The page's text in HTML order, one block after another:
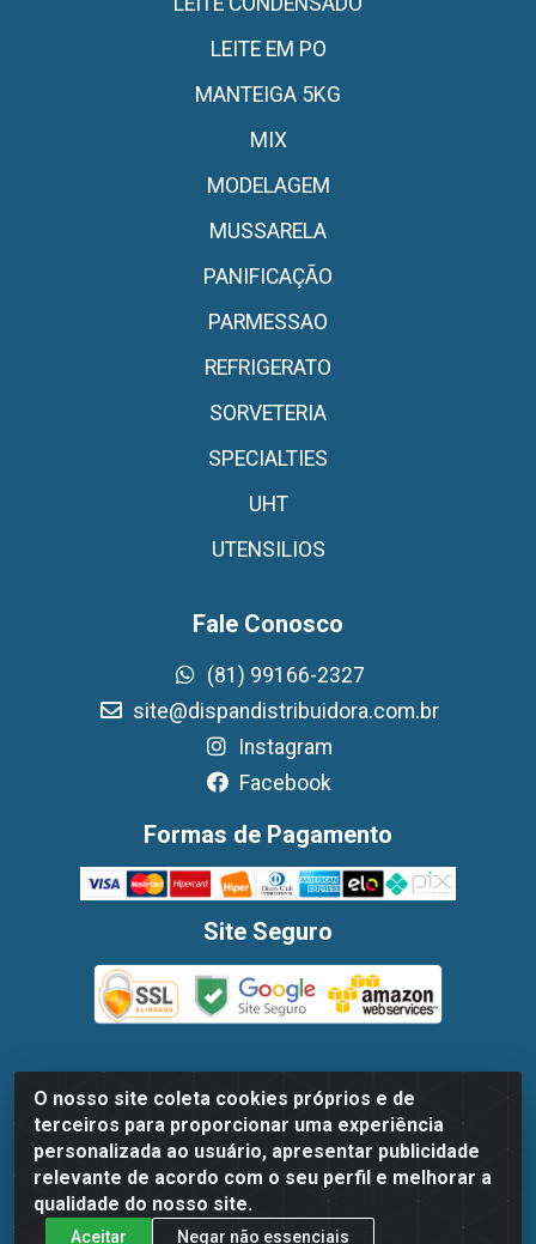
O nosso site coleta cookies próprios e de
terceiros para proporcionar uma experiência
personalizada ao usuário, apresentar publicidade
relevante de acordo com o seu perfil e melhorar a
qualidade do nosso site.
Aceitar Negar não essenciais
LEITE EM PO
MANTEIGA 5KG
MIX
MODELAGEM
MUSSARELA
PANIFICAÇÃO
PARMESSAO
REFRIGERATO
SORVETERIA
SPECIALTIES
UHT
UTENSILIOS
Fale Conosco
(81) 99166-2327
site@dispandistribuidora.com.br
Instagram
Facebook
Formas de Pagamento
Site Seguro
Dispan Distribuidora de Alimentos LTDA - Avenida Marechal
Mascarenhas De Moraes, 1048- Imbiribeira, Recife/PE - CEP
51.170-000 - CNPJ 30.779.584/0003-78